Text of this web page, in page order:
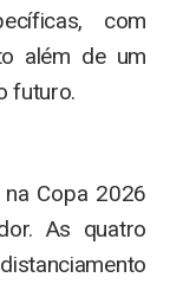
com
além de um
futuro.
Copa 2026
As quatro